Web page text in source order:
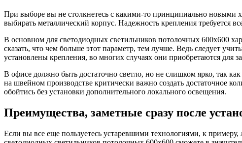
При выборе вы не столкнетесь с какими-то принципиально новыми
выбирать металлический корпус. Надежность крепления требуется
В основном для светодиодных светильников потолочных 600х600
сказать, что чем больше этот параметр, тем лучше. Ведь следует
установлены крепления, во многих случаях они приобретаются для
В офисе должно быть достаточно светло, но не слишком ярко, так
на швейном производстве критически важно создать достаточное
обойтись без установки дополнительного локального освещения.
Преимущества, заметные сразу после
Если вы все еще пользуетесь устаревшими технологиями, к